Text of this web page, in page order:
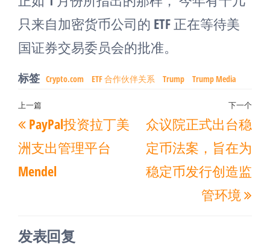
只来自加密货币公司的 ETF 正在等待美
国证券交易委员会的批准。
标签 Crypto.com ETF 合作伙伴关系 Trump Trump Media
文
章
导
航
上
一
篇
文
上一篇
PayPal投资拉丁美
洲支出管理平台
Mendel
下
一
下一个
众议院正式出台稳
定币法案，旨在为
稳定币发行创造监
管环境
发表回复